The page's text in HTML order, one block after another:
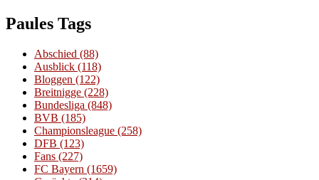
Paules Tags
Abschied (88)
Ausblick (118)
Bloggen (122)
Breitnigge (228)
Bundesliga (848)
BVB (185)
Championsleague (258)
DFB (123)
Fans (227)
FC Bayern (1659)